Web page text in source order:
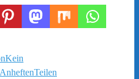
Kein
AnheftenTeilen